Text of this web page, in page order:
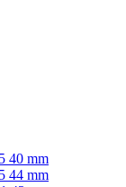
40 mm
44 mm